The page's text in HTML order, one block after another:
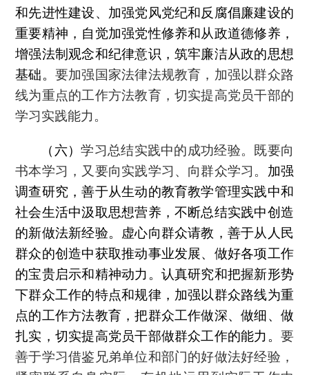
和先进性建设、加强党风党纪和反腐倡廉建设的
重要精神，自觉加强党性修养和从政道德修养，
增强法制观念和纪律意识，筑牢廉洁从政的思想
基础。 要加强国家法律法规教育，加强以群众路
线为重点的工作方法教育，切实提高党员干部的
学习实践能力。
（六）学习总结实践中的成功经验。既要向
书本学习，又要向实践学习、向群众学习。 加强
调查研究，善于从生动的教育教学管理实践中和
社会生活中汲取思想营养，不断总结实践中创造
的新做法新经验。虚心向群众请教，善于从人民
群众的创造中获取推动事业发展、做好各项工作
的宝贵启示和精神动力。认真研究和把握新形势
下群众工作的特点和规律，加强以群众路线为重
点的工作方法教育，把群众工作做深、做细、做
扎实，切实提高党员干部做群众工作的能力。 要
善于学习借鉴兄弟单位和部门的好做法好经验，